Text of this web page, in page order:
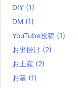
DIY (1)
DM (1)
YouTube投稿 (1)
お出掛け (2)
お土産 (2)
お墓 (1)